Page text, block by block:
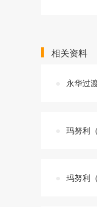
相关资料
永华过
玛努利
玛努利